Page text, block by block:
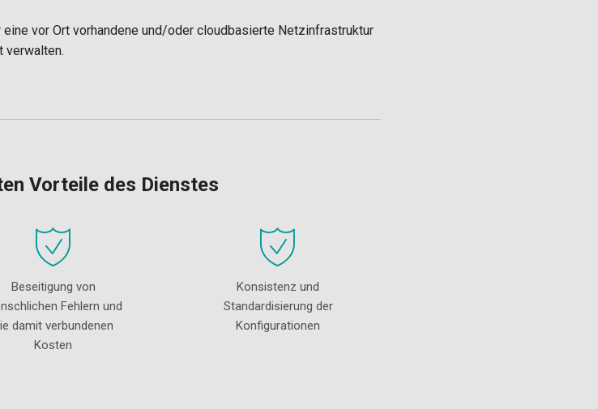
vor Ort vorhandene und/oder cloudbasierte Netzinfrastruktur
verwalten.
Vorteile des Dienstes
Beseitigung von
Fehlern und
damit verbundenen
Kosten
Konsistenz und
Standardisierung der
Konfigurationen